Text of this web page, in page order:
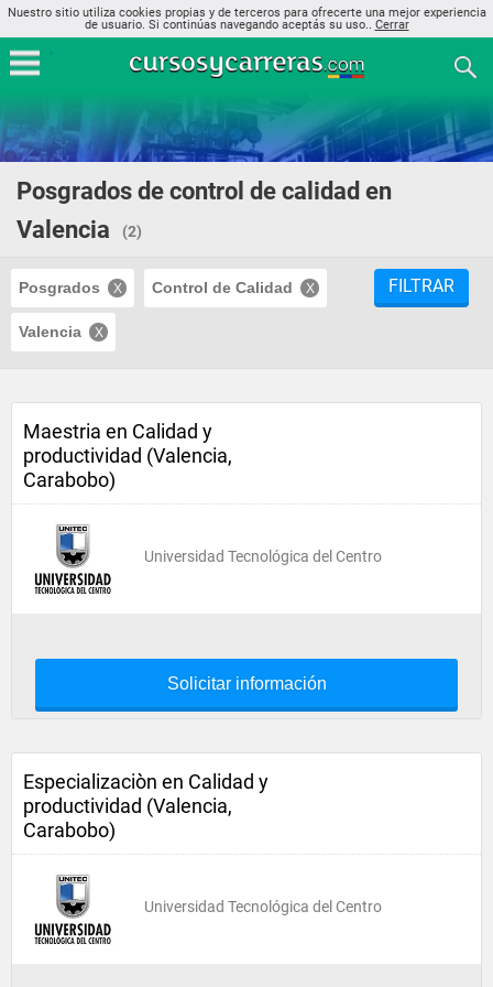
Nuestro sitio utiliza cookies propias y de terceros para ofrecerte una mejor experiencia
de usuario. Si continúas navegando aceptás su uso.. Cerrar
Posgrados de control de calidad en
Valencia
(2)
Posgrados Control de Calidad
Valencia
FILTRAR
Maestria en Calidad y
productividad (Valencia,
Carabobo)
Universidad Tecnológica del Centro
Solicitar información
Especializaciòn en Calidad y
productividad (Valencia,
Carabobo)
Universidad Tecnológica del Centro